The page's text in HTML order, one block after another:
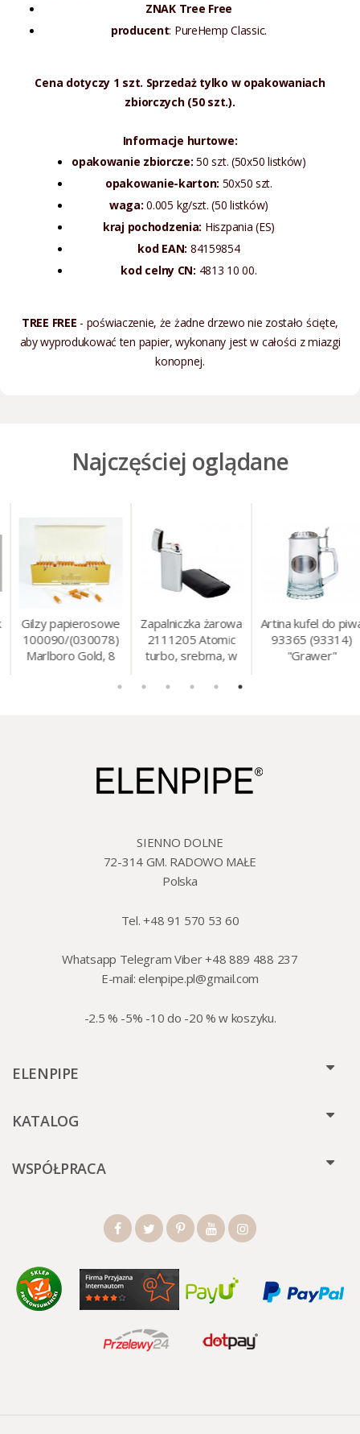
ZNAK Tree Free
producent: PureHemp Classic.
Cena dotyczy 1 szt. Sprzedaż tylko w opakowaniach
zbiorczych (50 szt.).
Informacje hurtowe:
opakowanie zbiorcze: 50 szt. (50x50 listków)
opakowanie-karton: 50x50 szt.
waga: 0.005 kg/szt. (50 listków)
kraj pochodzenia: Hiszpania (ES)
kod EAN: 84159854
kod celny CN: 4813 10 00.
TREE FREE - poświaczenie, że ​​żadne drzewo nie zostało ścięte,
aby wyprodukować ten papier, wykonany jest w całości z miazgi
konopnej.
Najczęściej oglądane
Gilzy papierosowe
100090/(030078)
Marlboro Gold, 8
Zapalniczka żarowa
2111205 Atomic
turbo, srebrna, w
Artina kufel do piwa
93365 (93314)
"Grawer"
szklo/cyna, 425 ml,
SIENNO DOLNE
72-314 GM. RADOWO MAŁE
Polska
Tel. +48 91 570 53 60
Whatsapp Telegram Viber +48 889 488 237
E-mail:elenpipe.pl@gmail.com
-2.5 % -5% -10 do -20 % w koszyku.
ELENPIPE
KATALOG
WSPÓŁPRACA